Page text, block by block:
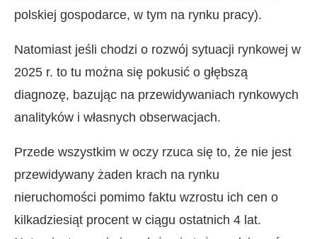
polskiej gospodarce, w tym na rynku pracy).
Natomiast jeśli chodzi o rozwój sytuacji rynkowej w
2025 r. to tu można się pokusić o głębszą
diagnozę, bazując na przewidywaniach rynkowych
analityków i własnych obserwacjach.
Przede wszystkim w oczy rzuca się to, że nie jest
przewidywany żaden krach na rynku
nieruchomości pomimo faktu wzrostu ich cen o
kilkadziesiąt procent w ciągu ostatnich 4 lat.